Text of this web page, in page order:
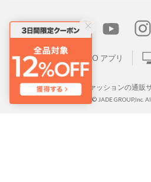
LOCONDO アプリ
靴とファッションの通販
Copyright © JADE GROUP,Inc.